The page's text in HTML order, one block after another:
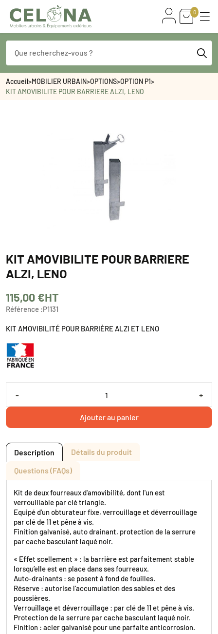
0
Accueil>MOBILIER URBAIN>OPTIONS>OPTION P1>
KIT AMOVIBILITE POUR BARRIERE ALZI, LENO
KIT AMOVIBILITE POUR BARRIERE
ALZI, LENO
115,00 €HT
Référence :P1131
KIT AMOVIBILITÉ POUR BARRIÈRE ALZI ET LENO
- +
Ajouter au panier
Description
Détails du produit
Questions (FAQs)
Kit de deux fourreaux d'amovibilité, dont l'un est
verrouillable par clé triangle.
Equipé d'un obturateur fixe, verrouillage et déverrouillage
par clé de 11 et pêne à vis.
Finition galvanisé, auto drainant, protection de la serrure
par cache basculant laqué noir.
« Effet scellement » : la barrière est parfaitement stable
lorsqu’elle est en place dans ses fourreaux.
Auto-drainants : se posent à fond de fouilles.
Réserve : autorise l’accumulation des sables et des
poussières.
Verrouillage et déverrouillage : par clé de 11 et pêne à vis.
Protection de la serrure par cache basculant laqué noir.
Finition : acier galvanisé pour une parfaite anticorrosion.